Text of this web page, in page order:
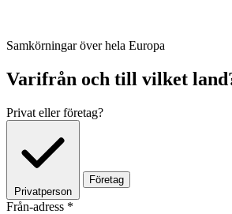
Samkörningar över hela Europa
Varifrån och till vilket
Privat eller företag?
Privatperson
Företag
Från-adress *